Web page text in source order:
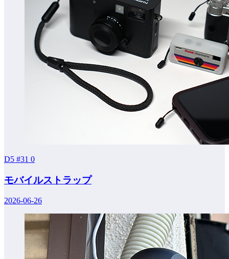
D5 #31 0
モバイルストラップ
2026-06-26